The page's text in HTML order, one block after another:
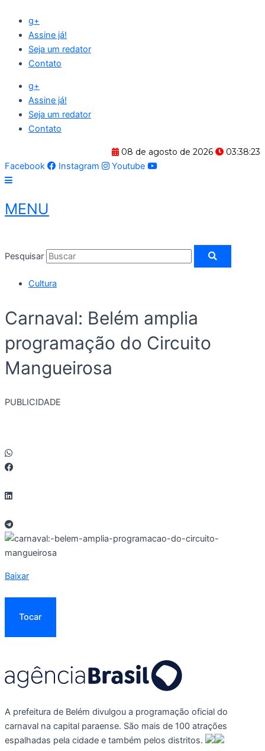
para
conteúdo
g+
Assine já!
Seja um redator
Contato
g+
Assine já!
Seja um redator
Contato
08 de agosto de 2026
03:38:24
Facebook
Instagram Youtube
MENU
Pesquisar
Cultura
Carnaval: Belém amplia
programação do Circuito
Mangueirosa
PUBLICIDADE
Baixar
Tocar
A prefeitura de Belém divulgou a programação oficial do
carnaval na capital paraense. São mais de 100 atrações
espalhadas pela cidade e também pelos distritos.